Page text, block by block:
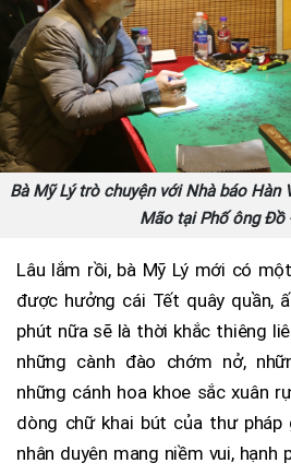
Bà Mỹ Lý trò chuyện với Nhà báo Hàn
Mão tại Phố ông Đồ
Lâu lắm rồi, bà Mỹ Lý mới có
được hưởng cái Tết quây quần,
phút nữa sẽ là thời khắc thiêng
những cành đào chớm nở,
những cánh hoa khoe sắc xuân
dòng chữ khai bút của thư
nhân duyên mang niềm vui, hạnh